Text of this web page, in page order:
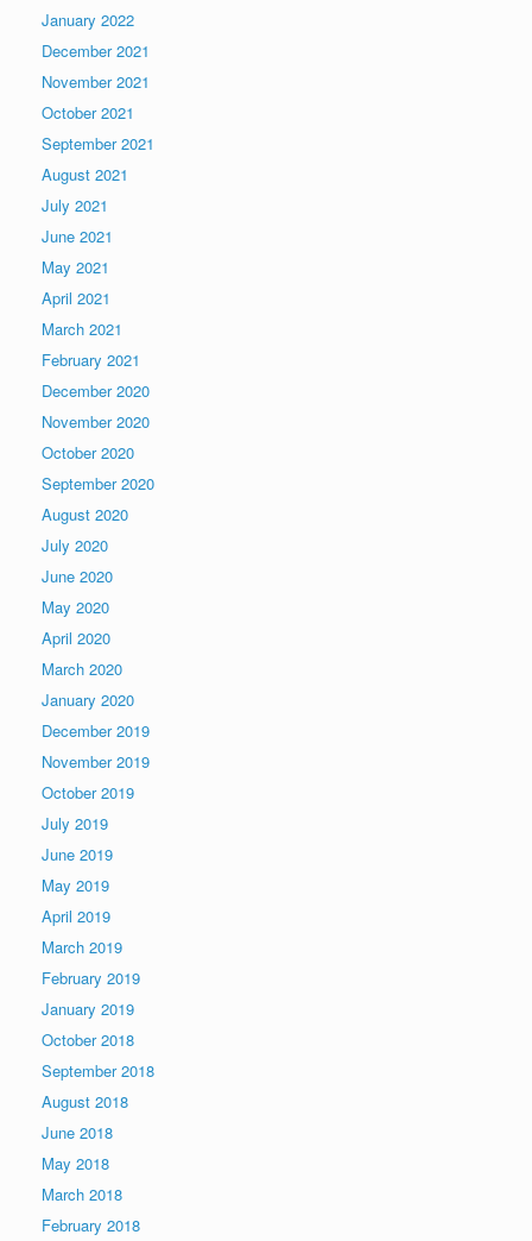
January 2022
December 2021
November 2021
October 2021
September 2021
August 2021
July 2021
June 2021
May 2021
April 2021
March 2021
February 2021
December 2020
November 2020
October 2020
September 2020
August 2020
July 2020
June 2020
May 2020
April 2020
March 2020
January 2020
December 2019
November 2019
October 2019
July 2019
June 2019
May 2019
April 2019
March 2019
February 2019
January 2019
October 2018
September 2018
August 2018
June 2018
May 2018
March 2018
February 2018